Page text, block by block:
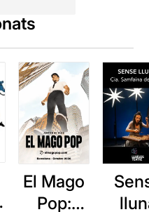
El Mago
Pop: